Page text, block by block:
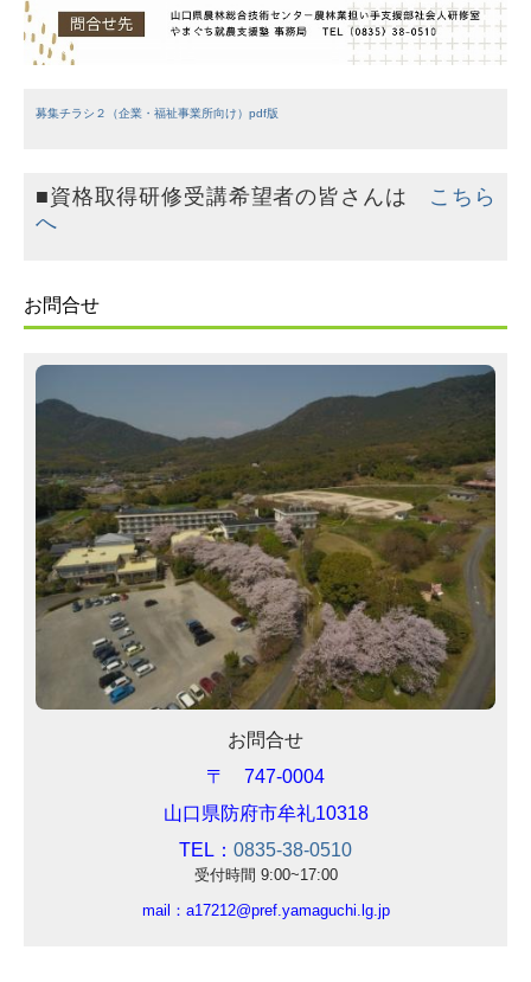
募集チラシ２（企業・福祉事業所向け）pdf版
■資格取得研修受講希望者の皆さんは こちら
へ
お問合せ
お問合せ
〒 747-0004
山口県防府市牟礼10318
TEL： 0835-38-0510
受付時間 9:00~17:00
mail： a17212@pref.yamaguchi.lg.jp